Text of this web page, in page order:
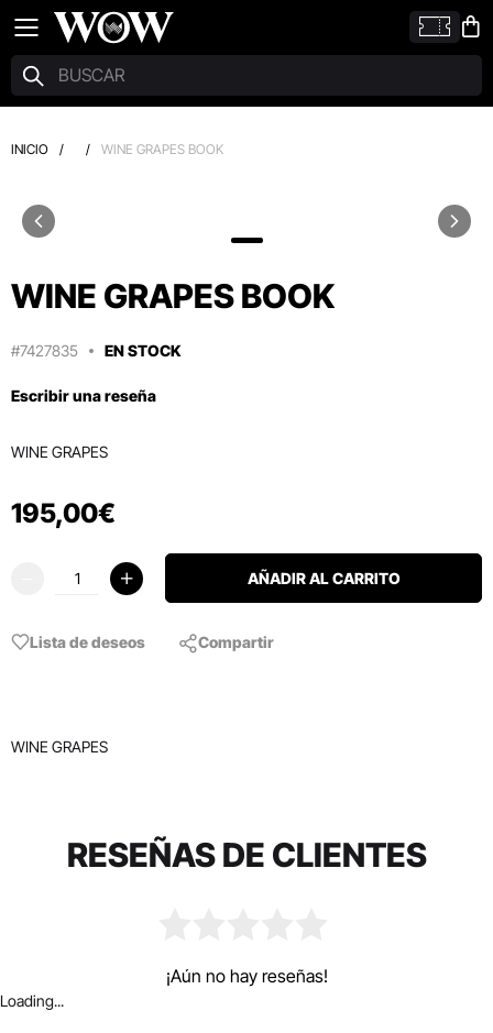
INICIO / / WINE GRAPES BOOK
WINE GRAPES BOOK
#7427835 EN STOCK
Escribir una reseña
WINE GRAPES
195,00€
AÑADIR AL CARRITO
Lista de deseos Compartir
WINE GRAPES
RESEÑAS DE CLIENTES
¡Aún no hay reseñas!
Loading...